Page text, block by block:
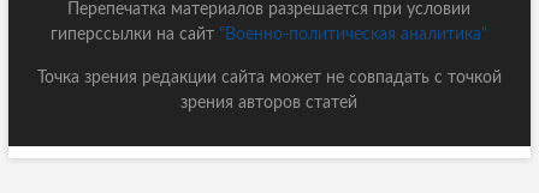
Перепечатка материалов разрешается при условии
гиперссылки на сайт "Военно-политическая аналитика"
Точка зрения редакции сайта может не совпадать с точкой
зрения авторов статей